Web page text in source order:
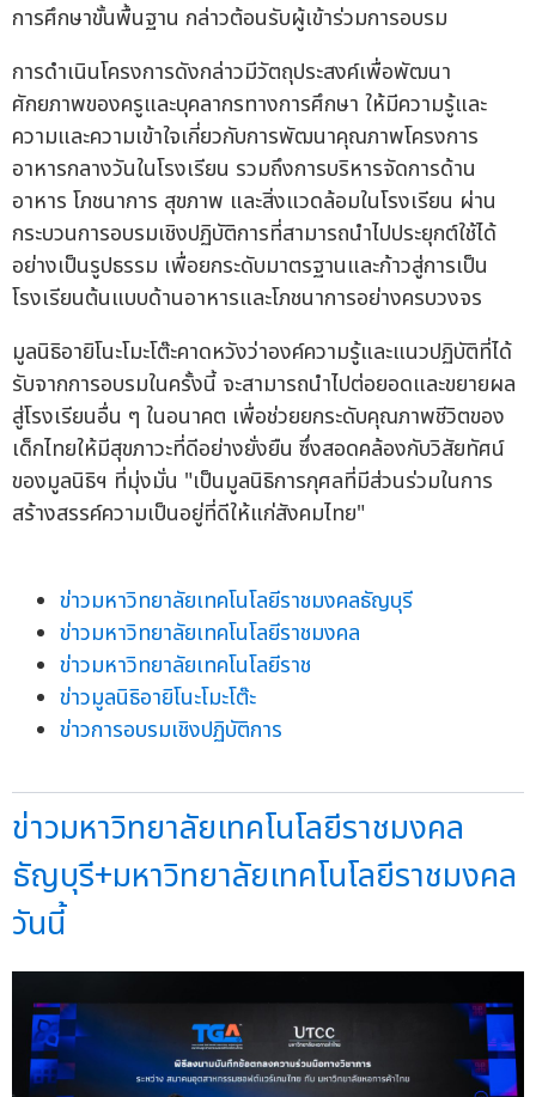
การศึกษาขั้นพื้นฐาน กล่าวต้อนรับผู้เข้าร่วมการอบรม
การดำเนินโครงการดังกล่าวมีวัตถุประสงค์เพื่อพัฒนา
ศักยภาพของครูและบุคลากรทางการศึกษา ให้มีความรู้และ
ความและความเข้าใจเกี่ยวกับการพัฒนาคุณภาพโครงการ
อาหารกลางวันในโรงเรียน รวมถึงการบริหารจัดการด้าน
อาหาร โภชนาการ สุขภาพ และสิ่งแวดล้อมในโรงเรียน ผ่าน
กระบวนการอบรมเชิงปฏิบัติการที่สามารถนำไปประยุกต์ใช้ได้
อย่างเป็นรูปธรรม เพื่อยกระดับมาตรฐานและก้าวสู่การเป็น
โรงเรียนต้นแบบด้านอาหารและโภชนาการอย่างครบวงจร
มูลนิธิอายิโนะโมะโต๊ะคาดหวังว่าองค์ความรู้และแนวปฏิบัติที่ได้
รับจากการอบรมในครั้งนี้ จะสามารถนำไปต่อยอดและขยายผล
สู่โรงเรียนอื่น ๆ ในอนาคต เพื่อช่วยยกระดับคุณภาพชีวิตของ
เด็กไทยให้มีสุขภาวะที่ดีอย่างยั่งยืน ซึ่งสอดคล้องกับวิสัยทัศน์
ของมูลนิธิฯ ที่มุ่งมั่น "เป็นมูลนิธิการกุศลที่มีส่วนร่วมในการ
สร้างสรรค์ความเป็นอยู่ที่ดีให้แก่สังคมไทย"
ข่าวมหาวิทยาลัยเทคโนโลยีราชมงคลธัญบุรี
ข่าวมหาวิทยาลัยเทคโนโลยีราชมงคล
ข่าวมหาวิทยาลัยเทคโนโลยีราช
ข่าวมูลนิธิอายิโนะโมะโต๊ะ
ข่าวการอบรมเชิงปฏิบัติการ
ข่าวมหาวิทยาลัยเทคโนโลยีราชมงคล
ธัญบุรี+มหาวิทยาลัยเทคโนโลยีราชมงคล
วันนี้